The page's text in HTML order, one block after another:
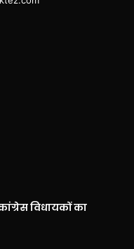
विधायकों का